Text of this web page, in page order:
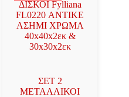
ΣΕΤ 2
ΜΕΤΑΛΛΙΚΟΙ